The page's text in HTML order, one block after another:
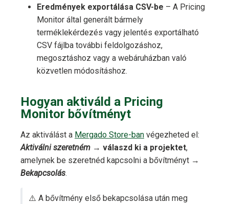
Eredmények exportálása CSV-be – A Pricing
Monitor által generált bármely
terméklekérdezés vagy jelentés exportálható
CSV fájlba további feldolgozáshoz,
megosztáshoz vagy a webáruházban való
közvetlen módosításhoz.
Hogyan aktiváld a Pricing
Monitor bővítményt
Az aktiválást a Mergado Store-ban végezheted el:
Aktiválni szeretném → válaszd ki a projektet,
amelynek be szeretnéd kapcsolni a bővítményt →
Bekapcsolás.
⚠️ A bővítmény első bekapcsolása után meg